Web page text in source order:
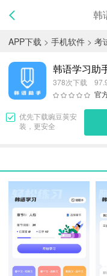
韩
APP下载 > 手机软件 > 考
韩语学习助
378次下载
官
优先下载豌豆荚安
装，更安全